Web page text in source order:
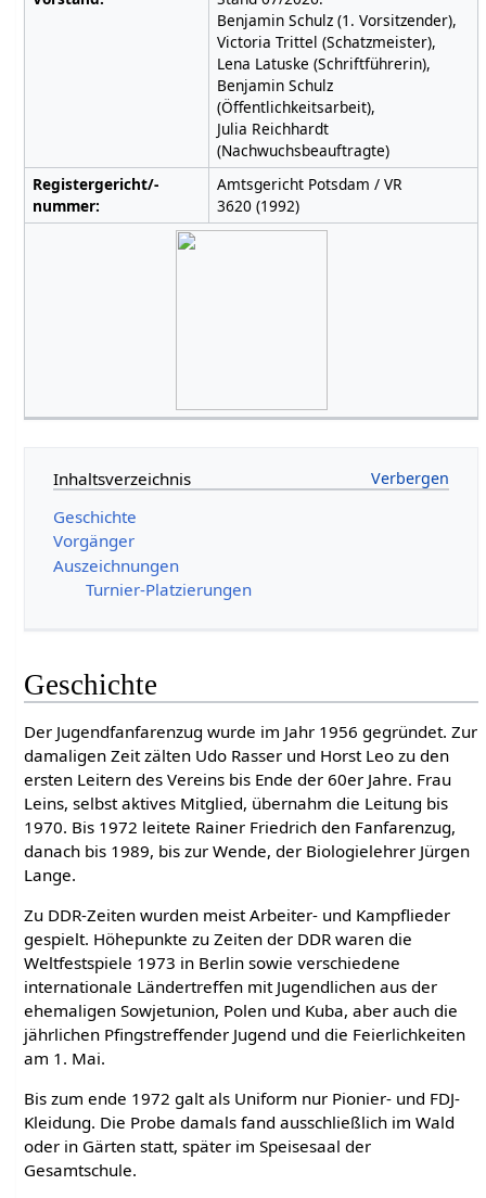
Benjamin Schulz (1. Vorsitzender),
Victoria Trittel (Schatzmeister),
Lena Latuske (Schriftführerin),
Benjamin Schulz
(Öffentlichkeitsarbeit),
Julia Reichhardt
(Nachwuchsbeauftragte)
Registergericht/-
nummer:
Amtsgericht Potsdam / VR
3620 (1992)
Inhaltsverzeichnis
Geschichte
Vorgänger
Auszeichnungen
Turnier-Platzierungen
Geschichte
Der Jugendfanfarenzug wurde im Jahr 1956 gegründet. Zur
damaligen Zeit zälten Udo Rasser und Horst Leo zu den
ersten Leitern des Vereins bis Ende der 60er Jahre. Frau
Leins, selbst aktives Mitglied, übernahm die Leitung bis
1970. Bis 1972 leitete Rainer Friedrich den Fanfarenzug,
danach bis 1989, bis zur Wende, der Biologielehrer Jürgen
Lange.
Zu DDR-Zeiten wurden meist Arbeiter- und Kampflieder
gespielt. Höhepunkte zu Zeiten der DDR waren die
Weltfestspiele 1973 in Berlin sowie verschiedene
internationale Ländertreffen mit Jugendlichen aus der
ehemaligen Sowjetunion, Polen und Kuba, aber auch die
jährlichen Pfingstreffender Jugend und die Feierlichkeiten
am 1. Mai.
Bis zum ende 1972 galt als Uniform nur Pionier- und FDJ-
Kleidung. Die Probe damals fand ausschließlich im Wald
oder in Gärten statt, später im Speisesaal der
Gesamtschule.